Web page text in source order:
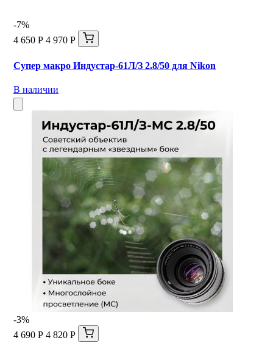
-7%
4 650 Р 4 970 Р
Супер макро Индустар-61Л/З 2.8/50 для Nikon
В наличии
-3%
4 690 Р 4 820 Р